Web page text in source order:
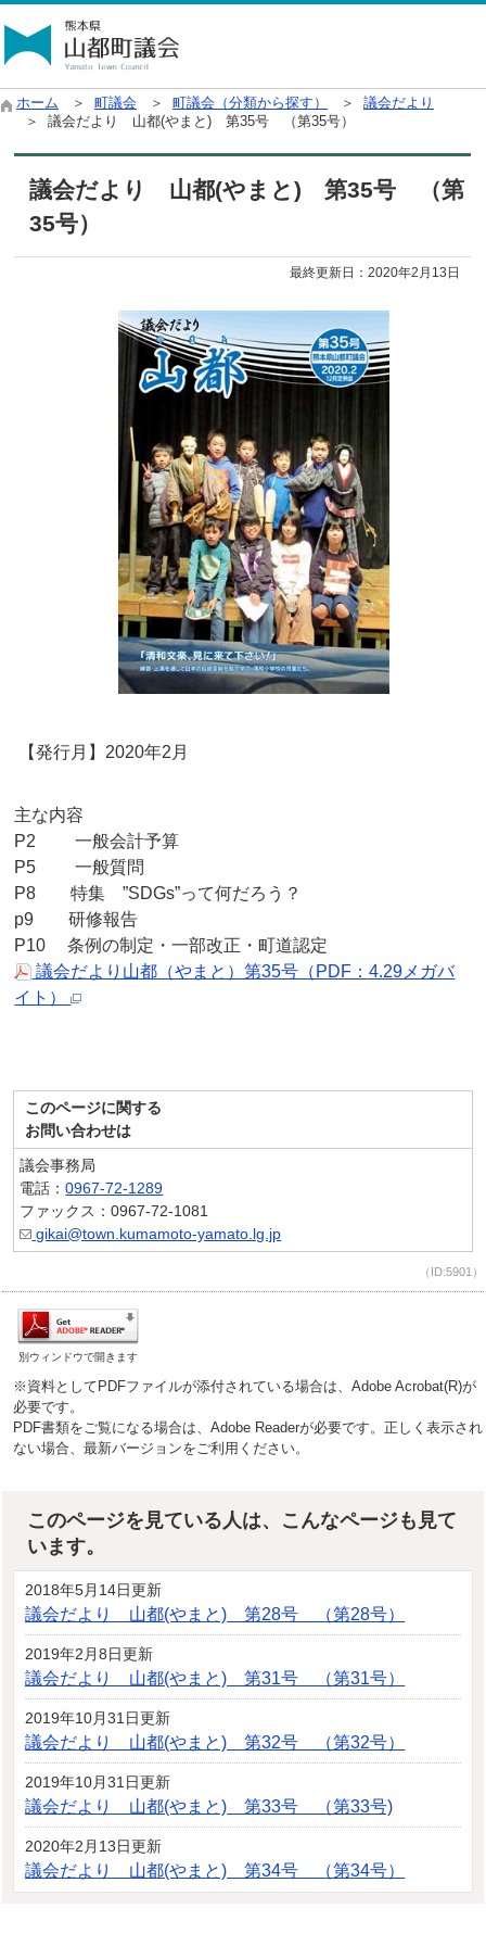
ホーム ＞ 町議会 ＞ 町議会（分類から探す） ＞ 議会だより
＞ 議会だより 山都(やまと) 第35号 （第35号）
議会だより 山都(やまと) 第35号 （第
35号）
最終更新日：2020年2月13日
【発行月】2020年2月
主な内容
P2 一般会計予算
P5 一般質問
P8 特集 ”SDGs”って何だろう？
p9 研修報告
P10 条例の制定・一部改正・町道認定
議会だより山都（やまと）第35号（PDF：4.29メガバ
イト）
このページに関する
お問い合わせは
議会事務局
電話：0967-72-1289
ファックス：0967-72-1081
gikai@town.kumamoto-yamato.lg.jp
（ID:5901）
別ウィンドウで開きます
※資料としてPDFファイルが添付されている場合は、Adobe Acrobat(R)が
必要です。
PDF書類をご覧になる場合は、Adobe Readerが必要です。正しく表示され
ない場合、最新バージョンをご利用ください。
このページを見ている人は、こんなページも見て
います。
2018年5月14日更新
議会だより 山都(やまと) 第28号 （第28号）
2019年2月8日更新
議会だより 山都(やまと) 第31号 （第31号）
2019年10月31日更新
議会だより 山都(やまと) 第32号 （第32号）
2019年10月31日更新
議会だより 山都(やまと) 第33号 （第33号)
2020年2月13日更新
議会だより 山都(やまと) 第34号 （第34号）